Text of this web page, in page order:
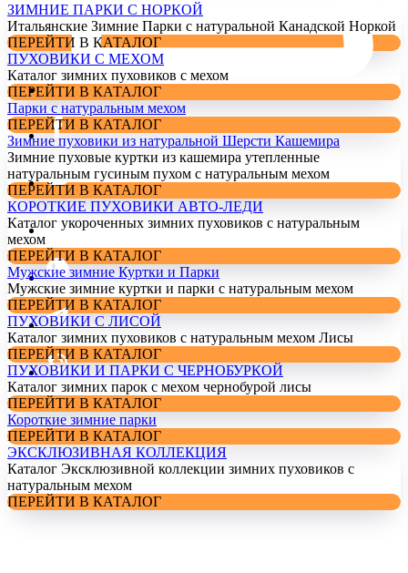
ЗИМНИЕ ПАРКИ С НОРКОЙ
Итальянские Зимние Парки с натуральной Канадской Норкой
ПЕРЕЙТИ В КАТАЛОГ
ПУХОВИКИ С МЕХОМ
Каталог зимних пуховиков с мехом
ПЕРЕЙТИ В КАТАЛОГ
Парки с натуральным мехом
ПЕРЕЙТИ В КАТАЛОГ
Зимние пуховики из натуральной Шерсти Кашемира
Зимние пуховые куртки из кашемира утепленные
натуральным гусиным пухом с натуральным мехом
ПЕРЕЙТИ В КАТАЛОГ
КОРОТКИЕ ПУХОВИКИ АВТО-ЛЕДИ
Каталог укороченных зимних пуховиков с натуральным
мехом
ПЕРЕЙТИ В КАТАЛОГ
Мужские зимние Куртки и Парки
Мужские зимние куртки и парки с натуральным мехом
ПЕРЕЙТИ В КАТАЛОГ
ПУХОВИКИ С ЛИСОЙ
Каталог зимних пуховиков с натуральным мехом Лисы
ПЕРЕЙТИ В КАТАЛОГ
ПУХОВИКИ И ПАРКИ С ЧЕРНОБУРКОЙ
Каталог зимних парок с мехом чернобурой лисы
ПЕРЕЙТИ В КАТАЛОГ
Короткие зимние парки
ПЕРЕЙТИ В КАТАЛОГ
ЭКСКЛЮЗИВНАЯ КОЛЛЕКЦИЯ
Каталог Эксклюзивной коллекции зимних пуховиков с
натуральным мехом
ПЕРЕЙТИ В КАТАЛОГ